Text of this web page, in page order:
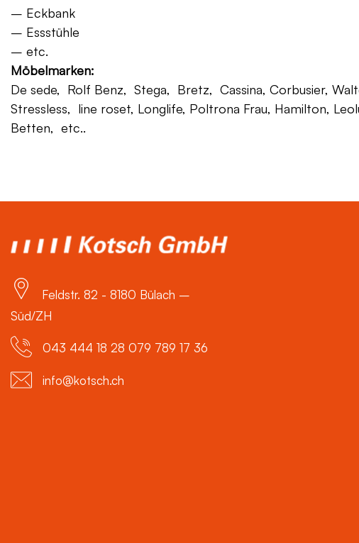
– Eckbank
– Essstühle
– etc.
Möbelmarken:
De sede, Rolf Benz, Stega, Bretz, Cassina, Corbusier,
Stressless, line roset, Longlife, Poltrona Frau, Hamilton,
Betten, etc..
Feldstr. 82 - 8180 Bülach –
Süd/ZH
043 444 18 28 079 789 17 36
info@kotsch.ch